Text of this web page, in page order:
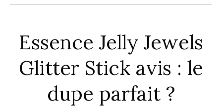
Essence Jelly Jewels
Glitter Stick avis : le
dupe parfait ?